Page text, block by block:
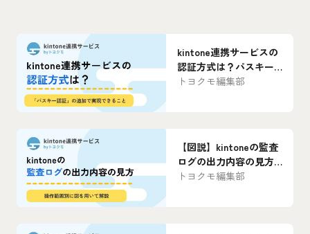
kintone連携サービスの
認証方式は？パスキー
認証で実現できること
トヨクモ編集部
【図説】kintoneの監査
ログの出力内容の見方
を操作範囲別に解説
トヨクモ編集部